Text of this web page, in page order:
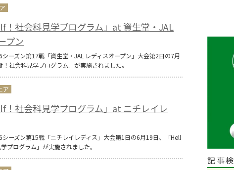
！社会科見学プログラム」at 資生堂・JAL
プン
シーズン第17戦「資生堂・JAL レディスオープン」大会第2日の7月
社会科見学プログラム」が実施されました。
！社会科見学プログラム」at ニチレイレ
シーズン第15戦「ニチレイレディス」大会第1日の6月19日、「Hell
プログラム」が実施されました。
記事